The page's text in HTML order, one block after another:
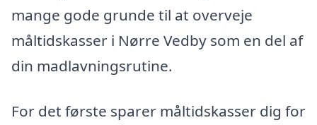
mange gode grunde til at overveje
måltidskasser i Nørre Vedby som en del af
din madlavningsrutine.
For det første sparer måltidskasser dig for